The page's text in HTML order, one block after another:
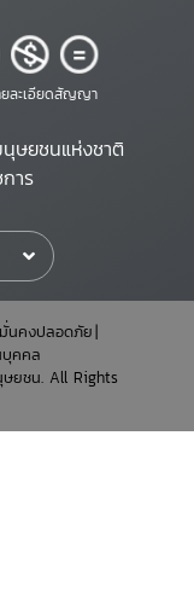
ยละเอียดสัญญา
ษยชนแห่งชาติ
าร
นคงปลอดภัย
บุคคล
ยชน. All Rights